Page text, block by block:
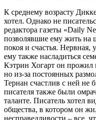
К среднему возрасту
хотел. Однако не
редактора газеты «Daily
позволявшие ему жить на
покоя и счастья. Нервная,
ему также насладиться
Кэтрин Хогарт он прожил
но из-за постоянных
Тернан счастлив с ней
писателя также были
таланте. Писатель хотел
общества, в котором он
несправедливости – все,